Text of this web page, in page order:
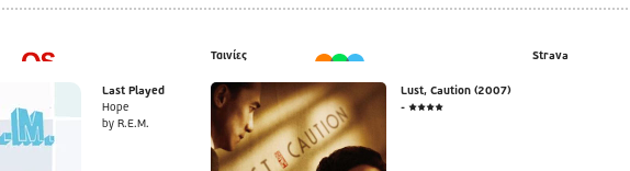
Last Played
Hope
by R.E.M.
Ταινίες
Lust, Caution (2007)
- ★★★★
Strava